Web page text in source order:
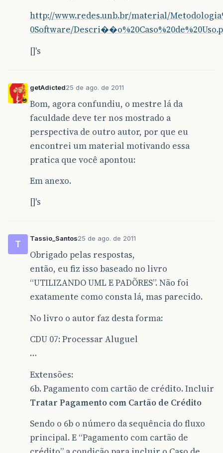
http://www.redes.unb.br/material/
0Software/
[]'s
getAdicted25 de ago. de 2011
Bom, agora confundiu, o mestre lá da
faculdade deve ter nos mostrado a
perspectiva de outro autor, por que eu
encontrei um material motivando essa
pratica que você apontou:
Em anexo.
[]'s
T
Tassio_Santos25 de ago. de 2011
Obrigado pelas respostas,
então, eu fiz isso baseado no livro
“UTILIZANDO UML E PADÕRES”. Não foi
exatamente como consta lá, mas parecido.
No livro o autor faz desta forma:
CDU 07: Processar Aluguel
…
Extensões:
6b. Pagamento com cartão de crédito. Incluir
Tratar Pagamento com Cartão de Crédito
Sendo o 6b o número da sequência do fluxo
principal. E “Pagamento com cartão de